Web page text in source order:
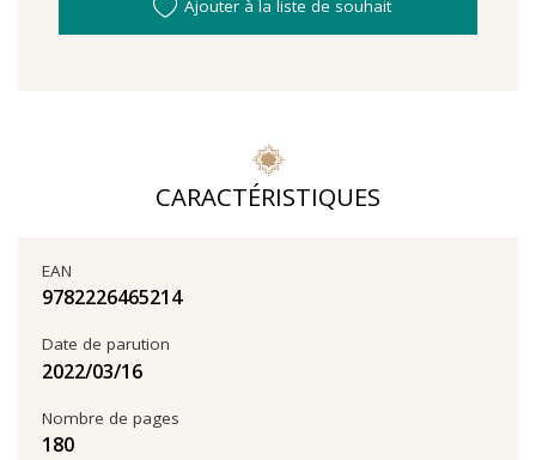
Ajouter à la liste de souhait
CARACTÉRISTIQUES
EAN
9782226465214
Date de parution
16‏/03‏/2022
Nombre de pages
180